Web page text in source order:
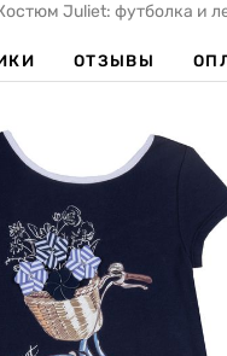
Juliet: футболка и
ОТЗЫВЫ